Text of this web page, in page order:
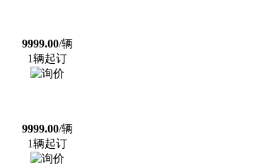
9999.00/辆
1辆起订
9999.00/辆
1辆起订